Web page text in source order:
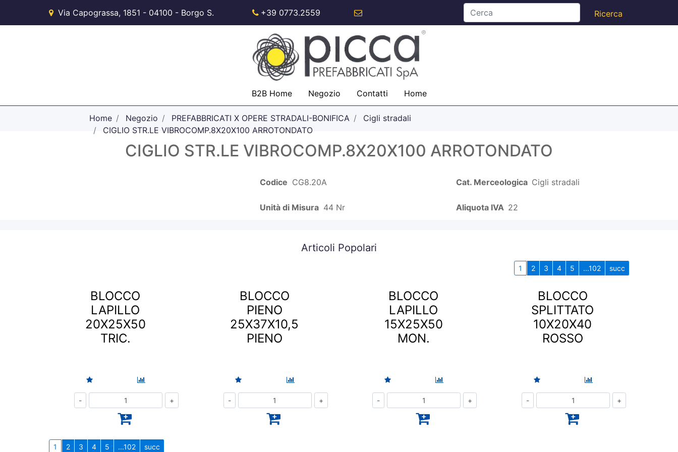
Via Capograssa, 1851 - 04100 - Borgo S. +39 0773.2559
info@piccaspa.com
B2B Home Negozio Contatti Home
Home Negozio PREFABBRICATI X OPERE STRADALI-BONIFICA
Cigli stradali
CIGLIO STR.LE VIBROCOMP.8X20X100 ARROTONDATO
CIGLIO STR.LE VIBROCOMP.8X20X100 ARROTONDATO
Codice CG8.20A Cat. Merceologica Cigli stradali
Unità di Misura 44 Nr Aliquota IVA 22
Articoli Popolari
1 2 3 4 5 ...102 succ
BLOCCO
LAPILLO
20X25X50
TRIC.
BLOCCO
PIENO
25X37X10,5
PIENO
BLOCCO
LAPILLO
15X25X50
MON.
BLOCCO
SPLITTATO
10X20X40
ROSSO
1 2 3 4 5 ...102 succ